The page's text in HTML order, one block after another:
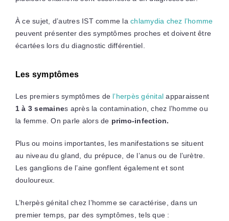
À ce sujet, d’autres IST comme lachlamydia chez l’homme
peuvent présenter des symptômes proches et doivent être
écartées lors du diagnostic différentiel.
Les symptômes
Les premiers symptômes de l’herpès génital apparaissent
1 à 3 semaines après la contamination, chez l’homme ou
la femme. On parle alors de primo-infection.
Plus ou moins importantes, les manifestations se situent
au niveau du gland, du prépuce, de l’anus ou de l’urètre.
Les ganglions de l’aine gonflent également et sont
douloureux.
L’herpès génital chez l’homme se caractérise, dans un
premier temps, par des symptômes, tels que :